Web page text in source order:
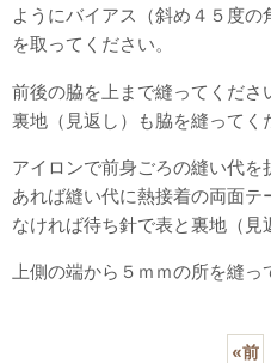
ようにバイアス（斜め４５度
を取ってください。
前後の脇を上まで縫ってくださ
裏地（見返し）も脇を縫ってく
アイロンで前身ごろの縫い代を
あれば縫い代に熱接着の両面テ
なければ待ち針で表と裏地（見
上側の端から５ｍｍの所を縫っ
«前